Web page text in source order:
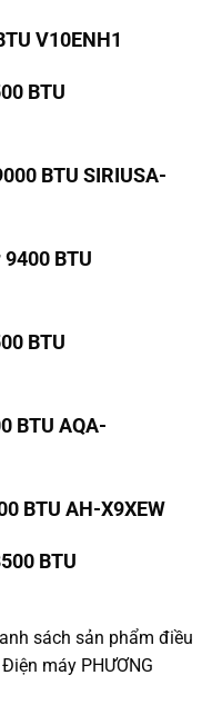
V10ENH1
BTU
BTU SIRIUSA-
BTU
BTU
BTU AQA-
BTU AH-X9XEW
BTU
sách sản phẩm điều
máy PHƯƠNG